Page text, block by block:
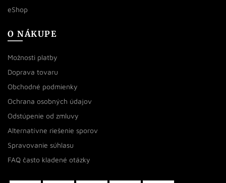
eShop
O NÁKUPE
Možnosti platby
Doprava tovaru
Obchodné podmienky
Ochrana osobných údajov
Odstúpenie od zmluvy
Alternatívne riešenie sporov
Spravovanie súhlasu
FAQ často kladené otázky